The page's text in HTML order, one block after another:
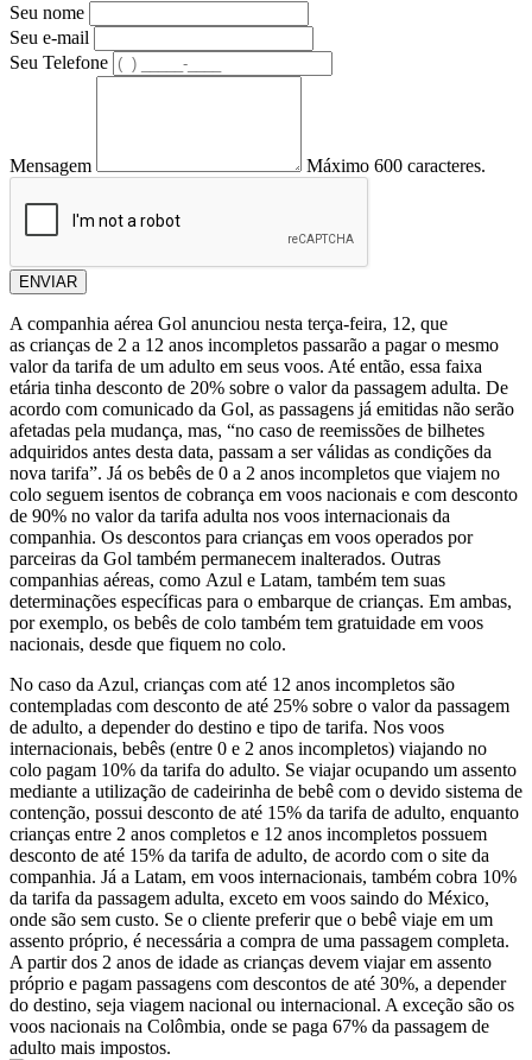
Seu nome
Seu e-mail
Seu Telefone
Mensagem Máximo 600 caracteres.
ENVIAR
A companhia aérea Gol anunciou nesta terça-feira, 12, que
as crianças de 2 a 12 anos incompletos passarão a pagar o mesmo
valor da tarifa de um adulto em seus voos. Até então, essa faixa
etária tinha desconto de 20% sobre o valor da passagem adulta. De
acordo com comunicado da Gol, as passagens já emitidas não serão
afetadas pela mudança, mas, “no caso de reemissões de bilhetes
adquiridos antes desta data, passam a ser válidas as condições da
nova tarifa”. Já os bebês de 0 a 2 anos incompletos que viajem no
colo seguem isentos de cobrança em voos nacionais e com desconto
de 90% no valor da tarifa adulta nos voos internacionais da
companhia. Os descontos para crianças em voos operados por
parceiras da Gol também permanecem inalterados. Outras
companhias aéreas, como Azul e Latam, também tem suas
determinações específicas para o embarque de crianças. Em ambas,
por exemplo, os bebês de colo também tem gratuidade em voos
nacionais, desde que fiquem no colo.
No caso da Azul, crianças com até 12 anos incompletos são
contempladas com desconto de até 25% sobre o valor da passagem
de adulto, a depender do destino e tipo de tarifa. Nos voos
internacionais, bebês (entre 0 e 2 anos incompletos) viajando no
colo pagam 10% da tarifa do adulto. Se viajar ocupando um assento
mediante a utilização de cadeirinha de bebê com o devido sistema de
contenção, possui desconto de até 15% da tarifa de adulto, enquanto
crianças entre 2 anos completos e 12 anos incompletos possuem
desconto de até 15% da tarifa de adulto, de acordo com o site da
companhia. Já a Latam, em voos internacionais, também cobra 10%
da tarifa da passagem adulta, exceto em voos saindo do México,
onde são sem custo. Se o cliente preferir que o bebê viaje em um
assento próprio, é necessária a compra de uma passagem completa.
A partir dos 2 anos de idade as crianças devem viajar em assento
próprio e pagam passagens com descontos de até 30%, a depender
do destino, seja viagem nacional ou internacional. A exceção são os
voos nacionais na Colômbia, onde se paga 67% da passagem de
adulto mais impostos.